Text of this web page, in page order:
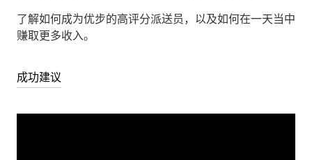
了解如何成为优步的高评分派送员，以及如何在一天当中
赚取更多收入。
成功建议